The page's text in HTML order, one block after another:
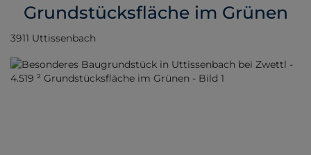
Grundstücksfläche im Grünen
3911 Uttissenbach